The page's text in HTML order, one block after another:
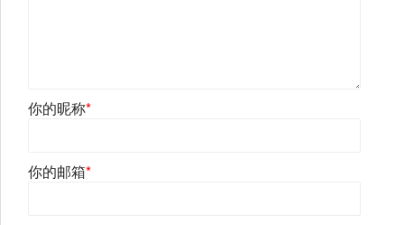
你的昵称*
你的邮箱*